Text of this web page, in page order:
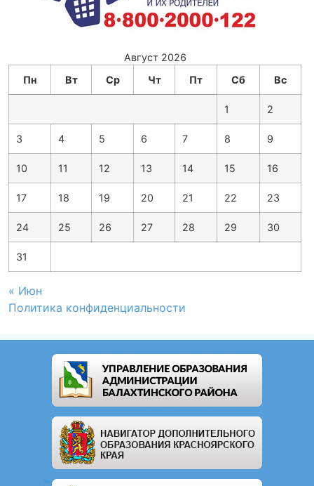
Август 2026
Пн
Вт Ср Чт Пт Сб Вс
1 2
3 4 5 6 7 8 9
10 11 12 13 14 15 16
17 18 19 20 21 22 23
24 25 26 27 28 29 30
31
« Июн
Политика конфиденциальности